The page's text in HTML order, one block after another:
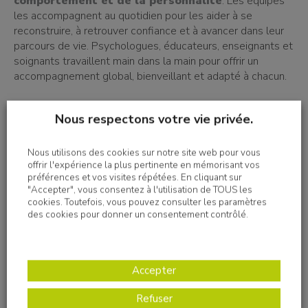
les accompagnent au quotidien pour les aider à se
reconstruire, à retrouver confiance et à avancer dans leur
parcours de vie. Psychologues, éducateurs, enseignants et
soignants travaillent main dans la main pour offrir un
accompagnement global, bienveillant et adapté à chacun.
Plusieurs postes à pourvoir
Ce Job Dating sera l’occasion de rencontrer nos équipes et
d’échanger sur plusieurs postes ouverts au sein du DITEP :
Agent de service (F/H)
Éducateurs spécialisés (F/H)
Psychologues (F/H)
Vous êtes diplômé(e) ou en cours de formation ? Vous
Nous respectons votre vie privée.
Nous utilisons des cookies sur notre site web pour vous
offrir l'expérience la plus pertinente en mémorisant vos
préférences et vos visites répétées. En cliquant sur
"Accepter", vous consentez à l'utilisation de TOUS les
cookies. Toutefois, vous pouvez consulter les paramètres
des cookies pour donner un consentement contrôlé.
Accepter
Refuser